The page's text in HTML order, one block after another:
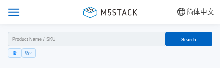
简体中文
Search